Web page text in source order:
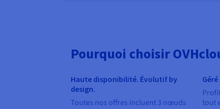
Pourquoi choisir
Haute disponibilité. Évolutif by
design.
Toutes nos offres incluent 3 nœuds
tout